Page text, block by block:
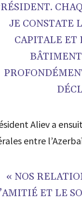
JE CONSTATE
CAPITALE ET
Aliev a
entre
« NOS
ET LE